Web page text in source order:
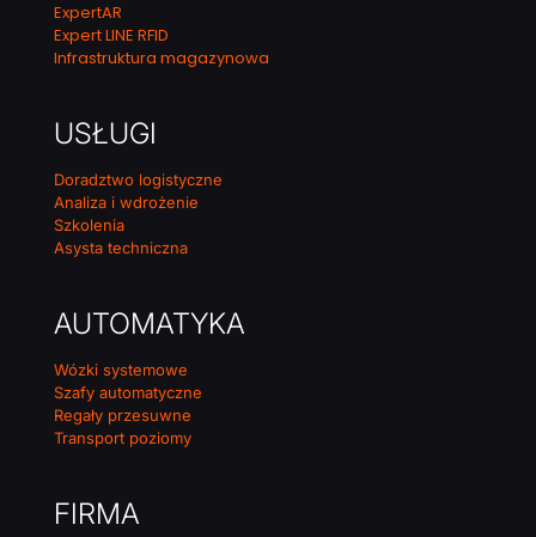
ExpertAR
Expert LINE RFID
Infrastruktura magazynowa
USŁUGI
Doradztwo logistyczne
Analiza i wdrożenie
Szkolenia
Asysta techniczna
AUTOMATYKA
Wózki systemowe
Szafy automatyczne
Regały przesuwne
Transport poziomy
FIRMA